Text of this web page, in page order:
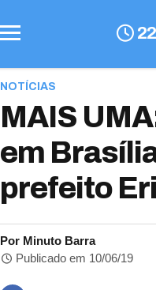
22
NOTÍCIAS
MAIS
em
prefeito
Por Minuto Barra
Publicado em 10/06/19